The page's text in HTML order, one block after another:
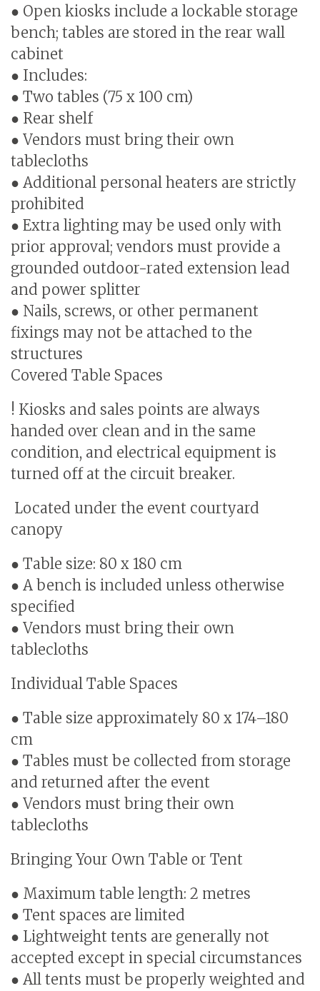
● Open kiosks include a lockable storage
bench; tables are stored in the rear wall
cabinet
● Includes:
● Two tables (75 x 100 cm)
● Rear shelf
● Vendors must bring their own
tablecloths
● Additional personal heaters are strictly
prohibited
● Extra lighting may be used only with
prior approval; vendors must provide a
grounded outdoor-rated extension lead
and power splitter
● Nails, screws, or other permanent
fixings may not be attached to the
structures
Covered Table Spaces
! Kiosks and sales points are always
handed over clean and in the same
condition, and electrical equipment is
turned off at the circuit breaker.
Located under the event courtyard
canopy
● Table size: 80 x 180 cm
● A bench is included unless otherwise
specified
● Vendors must bring their own
tablecloths
Individual Table Spaces
● Table size approximately 80 x 174–180
cm
● Tables must be collected from storage
and returned after the event
● Vendors must bring their own
tablecloths
Bringing Your Own Table or Tent
● Maximum table length: 2 metres
● Tent spaces are limited
● Lightweight tents are generally not
accepted except in special circumstances
● All tents must be properly weighted and